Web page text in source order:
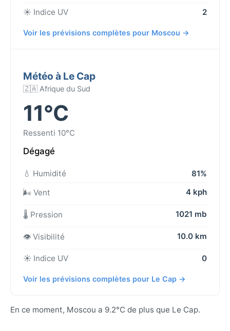
☀️ Indice UV 2
Voir les prévisions complètes pour Moscou →
Météo à Le Cap
🇿🇦 Afrique du Sud
11°C
Ressenti 10°C
Dégagé
💧 Humidité
81%
🌬️ Vent
4 kph
🌡️ Pression 1021 mb
👁️ Visibilité 10.0 km
☀️ Indice UV 0
Voir les prévisions complètes pour Le Cap →
En ce moment, Moscou a 9.2°C de plus que Le Cap.